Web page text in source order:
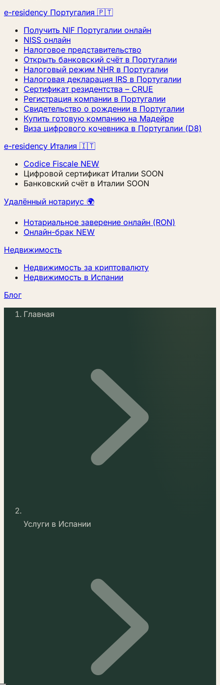
e-residency Португалия 🇵🇹
Получить NIF Португалии онлайн
NISS онлайн
Налоговое представительство
Открыть банковский счёт в Португалии
Налоговый режим NHR в Португалии
Налоговая декларация IRS в Португалии
Сертификат резидентства – CRUE
Регистрация компании в Португалии
Свидетельство о рождении в Португалии
Купить готовую компанию на Мадейре
Виза цифрового кочевника в Португалии (D8)
e-residency Италия 🇮🇹
Codice Fiscale NEW
Цифровой сертификат Италии SOON
Банковский счёт в Италии SOON
Удалённый нотариус 🌍
Нотариальное заверение онлайн (RON)
Онлайн-брак NEW
Недвижимость
Недвижимость за криптовалюту
Недвижимость в Испании
Блог
Главная
Услуги в Испании